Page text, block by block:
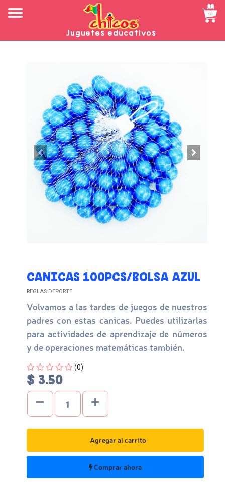
Juguetes educativos
CANICAS 100PCS/BOLSA AZUL
REGLAS DEPORTE
Volvamos a las tardes de juegos de nuestros
padres con estas canicas. Puedes utilizarlas
para actividades de aprendizaje de números
y de operaciones matemáticas también.
Four out of Five Stars
(0)
$ 3.50
Agregar al carrito
Comprar ahora